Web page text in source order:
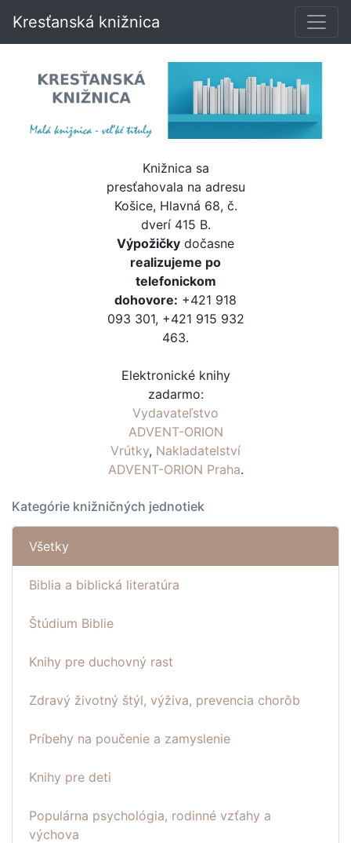
Kresťanská knižnica
Knižnica sa
presťahovala na adresu
Košice, Hlavná 68, č.
dverí 415 B.
Výpožičky dočasne
realizujeme po
telefonickom
dohovore: +421 918
093 301, +421 915 932
463.
Elektronické knihy
zadarmo:
Vydavateľstvo
ADVENT-ORION
Vrútky, Nakladatelství
ADVENT-ORION Praha.
Kategórie knižničných jednotiek
Všetky
Biblia a biblická literatúra
Štúdium Biblie
Knihy pre duchovný rast
Zdravý životný štýl, výživa, prevencia chorôb
Príbehy na poučenie a zamyslenie
Knihy pre deti
Populárna psychológia, rodinné vzťahy a
výchova